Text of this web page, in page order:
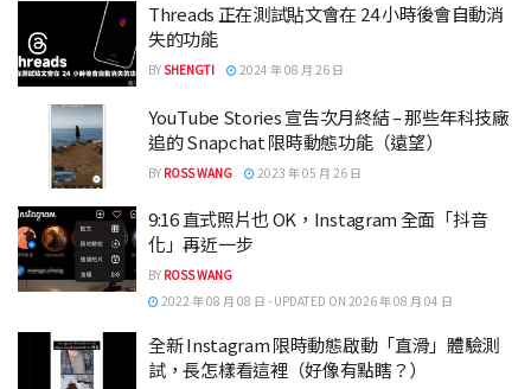
Threads 正在測試貼文會在 24 小時後會自動消
失的功能
BYSHENGTI 2024 年 08 月 26 日
YouTube Stories 宣告次月終結 – 那些年科技廠
追的 Snapchat 限時動態功能（遠望）
BY ROSS WANG 2023 年 05 月 26 日
9:16 直式照片也 OK，Instagram 全面「抖音
化」再近一步
BY ROSS WANG
2022 年 08 月 08 日 - UPDATED ON 2026 年 08 月 04 日
全新 Instagram 限時動態啟動「直滑」體驗測
試，長怎樣看這裡（好像有點瞎？）